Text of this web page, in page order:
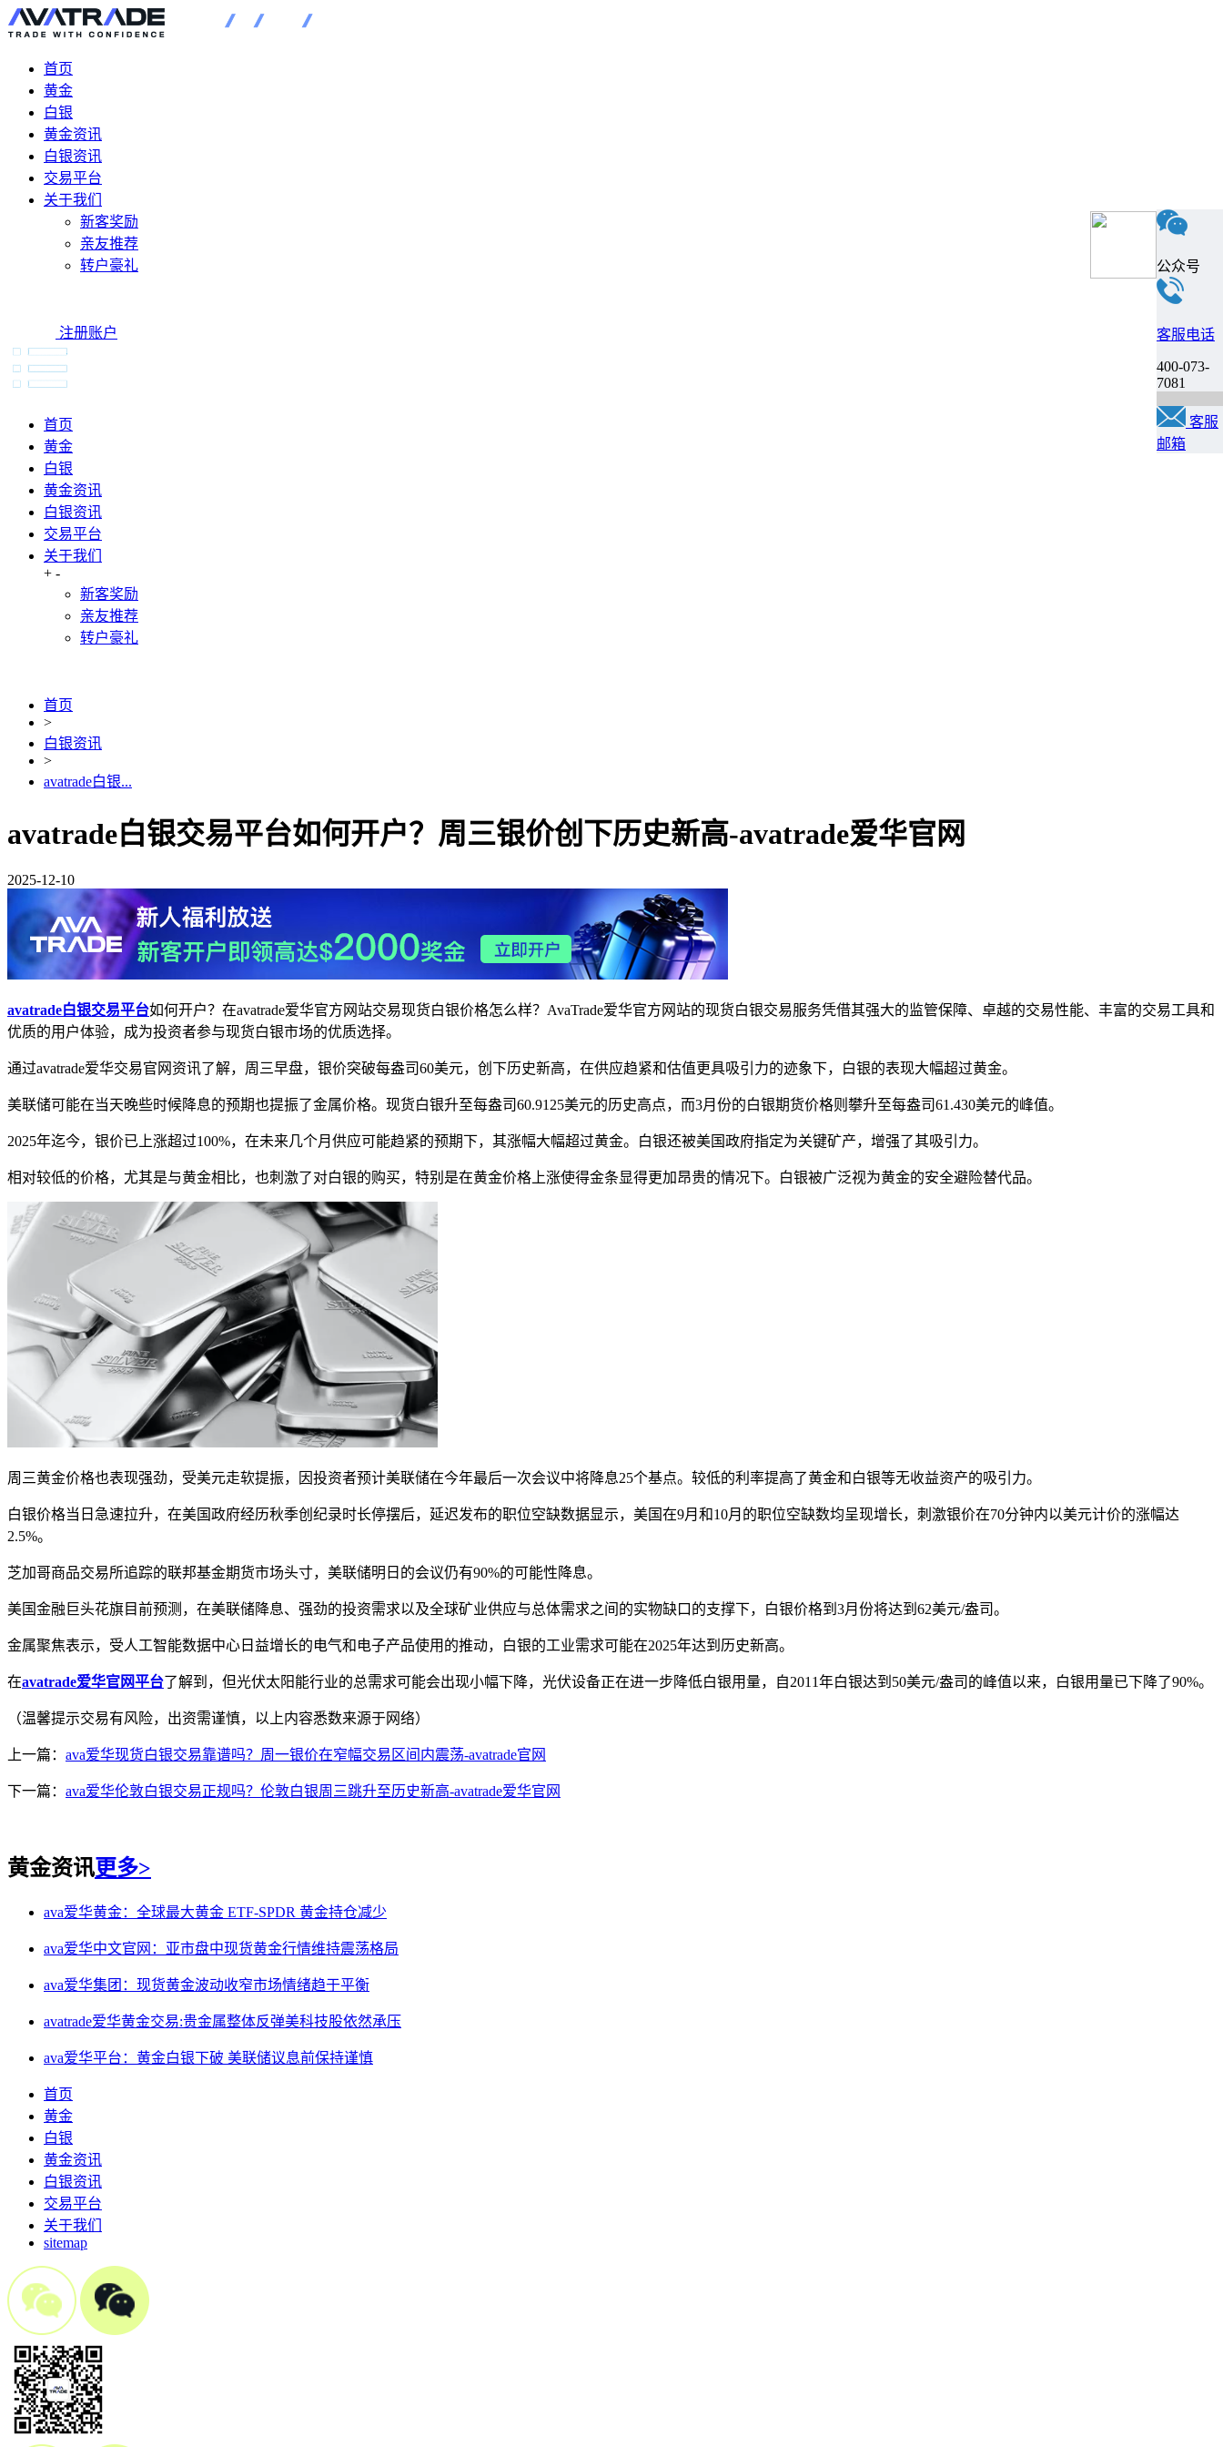
首页
黄金
白银
黄金资讯
白银资讯
交易平台
关于我们
新客奖励
亲友推荐
转户豪礼
注册账户
首页
黄金
白银
黄金资讯
白银资讯
交易平台
关于我们
+ -
新客奖励
亲友推荐
转户豪礼
首页
>
白银资讯
>
avatrade白银...
avatrade白银交易平台如何开户？周三银价创下历史新高-avatrade爱华官网
2025-12-10
avatrade白银交易平台如何开户？在avatrade爱华官方网站交易现货白银价格怎么样？‌‌AvaTrade爱华官方网站的现货白银交易服务凭借其强大的监管保障、卓越的交易性能、丰富的交易工具和
优质的用户体验，成为投资者参与现货白银市场的优质选择。
通过avatrade爱华交易官网资讯了解，周三早盘，银价突破每盎司60美元，创下历史新高，在供应趋紧和估值更具吸引力的迹象下，白银的表现大幅超过黄金。
美联储可能在当天晚些时候降息的预期也提振了金属价格。现货白银升至每盎司60.9125美元的历史高点，而3月份的白银期货价格则攀升至每盎司61.430美元的峰值。
2025年迄今，银价已上涨超过100%，在未来几个月供应可能趋紧的预期下，其涨幅大幅超过黄金。白银还被美国政府指定为关键矿产，增强了其吸引力。
相对较低的价格，尤其是与黄金相比，也刺激了对白银的购买，特别是在黄金价格上涨使得金条显得更加昂贵的情况下。白银被广泛视为黄金的安全避险替代品。
周三黄金价格也表现强劲，受美元走软提振，因投资者预计美联储在今年最后一次会议中将降息25个基点。较低的利率提高了黄金和白银等无收益资产的吸引力。
白银价格当日急速拉升，在美国政府经历秋季创纪录时长停摆后，延迟发布的职位空缺数据显示，美国在9月和10月的职位空缺数均呈现增长，刺激银价在70分钟内以美元计价的涨幅达
2.5%。
芝加哥商品交易所追踪的联邦基金期货市场头寸，美联储明日的会议仍有90%的可能性降息。
美国金融巨头花旗目前预测，在美联储降息、强劲的投资需求以及全球矿业供应与总体需求之间的实物缺口的支撑下，白银价格到3月份将达到62美元/盎司。
金属聚焦表示，受人工智能数据中心日益增长的电气和电子产品使用的推动，白银的工业需求可能在2025年达到历史新高。
在avatrade爱华官网平台了解到，但光伏太阳能行业的总需求可能会出现小幅下降，光伏设备正在进一步降低白银用量，自2011年白银达到50美元/盎司的峰值以来，白银用量已下降了90%。
（温馨提示交易有风险，出资需谨慎，以上内容悉数来源于网络）
上一篇： ava爱华现货白银交易靠谱吗？周一银价在窄幅交易区间内震荡-avatrade官网
下一篇： ava爱华伦敦白银交易正规吗？伦敦白银周三跳升至历史新高-avatrade爱华官网
黄金资讯更多>
ava爱华黄金：全球最大黄金 ETF-SPDR 黄金持仓减少
ava爱华中文官网：亚市盘中现货黄金行情维持震荡格局
ava爱华集团：现货黄金波动收窄市场情绪趋于平衡
avatrade爱华黄金交易:贵金属整体反弹美科技股依然承压
ava爱华平台：黄金白银下破 美联储议息前保持谨慎
首页
黄金
白银
黄金资讯
白银资讯
交易平台
关于我们
sitemap
公众号
客服电话
400-073-
7081
客服
邮箱